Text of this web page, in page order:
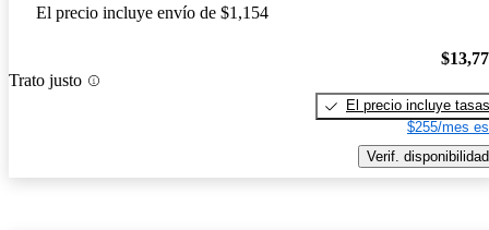
El precio incluye envío de $1,154
Trato justo
El precio incluye tasas
$255/mes
Verif. disponibilidad